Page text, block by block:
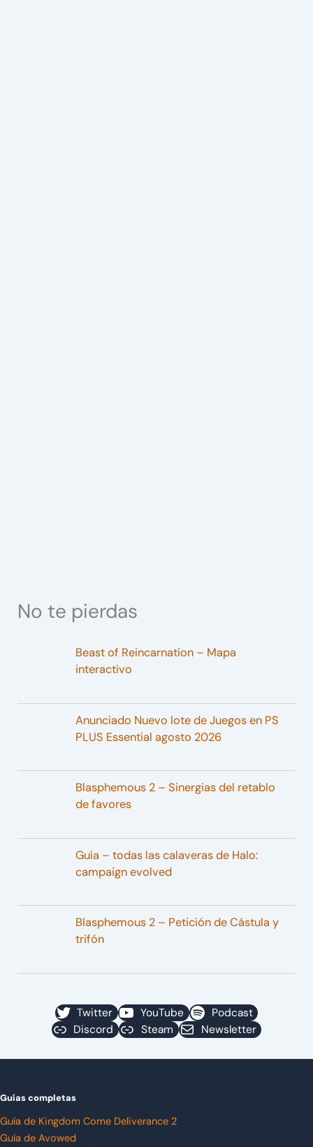
No te pierdas
Beast of Reincarnation – Mapa
interactivo
Anunciado Nuevo lote de Juegos en PS
PLUS Essential agosto 2026
Blasphemous 2 – Sinergias del retablo
de favores
Guía – todas las calaveras de Halo:
campaign evolved
Blasphemous 2 – Petición de Cástula y
trifón
Twitter YouTube
Podcast
Discord
Steam Newsletter
Guías completas
Guía de Kingdom Come Deliverance 2
Guía de Avowed